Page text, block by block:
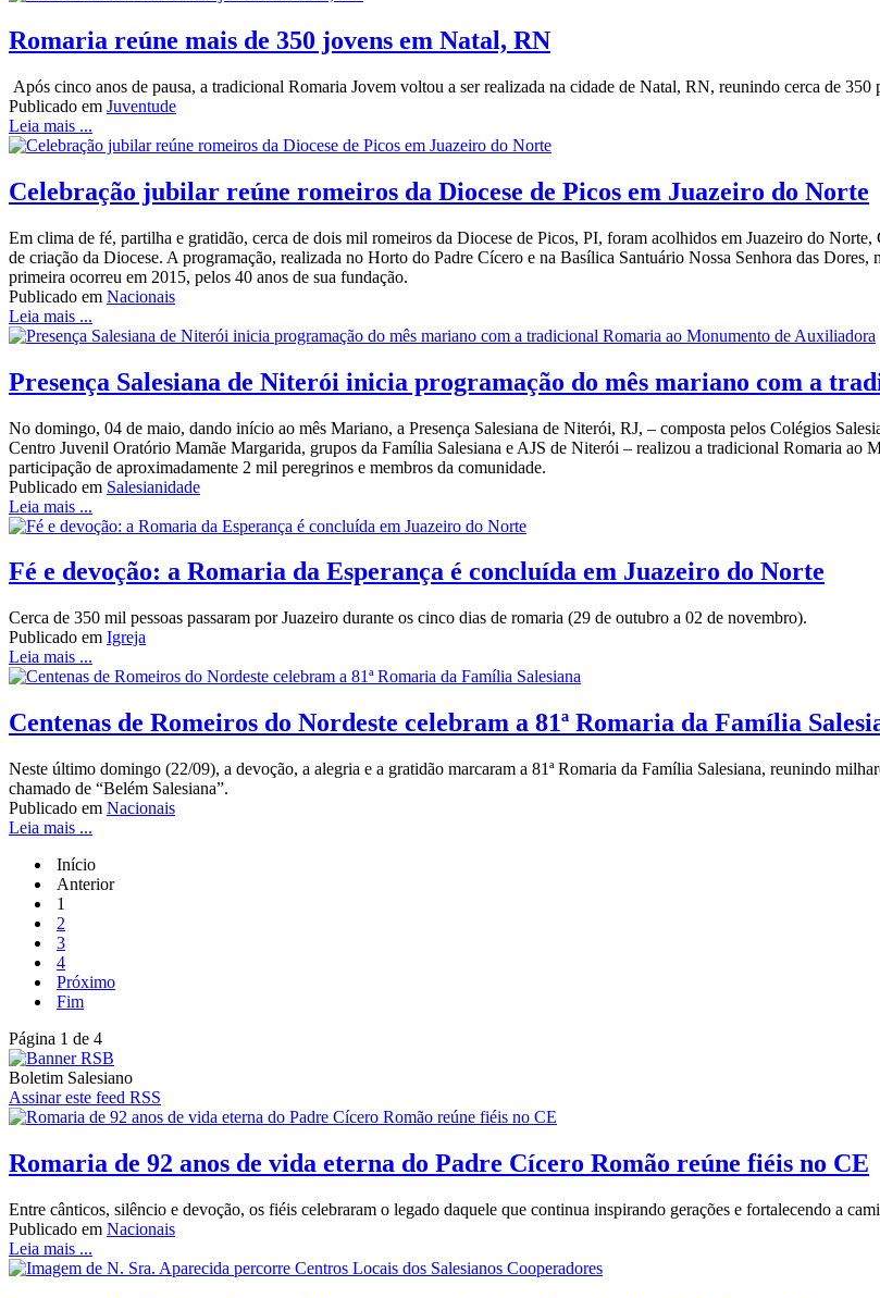
Romaria reúne mais de 350 jovens em Natal, RN
Após cinco anos de pausa, a tradicional Romaria Jovem voltou a ser realizada na cidade de Natal, RN, reunindo cerca de 350
Publicado em Juventude
Leia mais ...
Celebração jubilar reúne romeiros da Diocese de Picos em Juazeiro do Norte
Em clima de fé, partilha e gratidão, cerca de dois mil romeiros da Diocese de Picos, PI, foram acolhidos em Juazeiro do
de criação da Diocese. A programação, realizada no Horto do Padre Cícero e na Basílica Santuário Nossa Senhora das
primeira ocorreu em 2015, pelos 40 anos de sua fundação.
Publicado em Nacionais
Leia mais ...
Presença Salesiana de Niterói inicia programação do mês mariano com a
No domingo, 04 de maio, dando início ao mês Mariano, a Presença Salesiana de Niterói, RJ, – composta pelos Colégios
Centro Juvenil Oratório Mamãe Margarida, grupos da Família Salesiana e AJS de Niterói – realizou a tradicional Romaria ao
participação de aproximadamente 2 mil peregrinos e membros da comunidade.
Publicado em Salesianidade
Leia mais ...
Fé e devoção: a Romaria da Esperança é concluída em Juazeiro do Norte
Cerca de 350 mil pessoas passaram por Juazeiro durante os cinco dias de romaria (29 de outubro a 02 de novembro).
Publicado em Igreja
Leia mais ...
Centenas de Romeiros do Nordeste celebram a 81ª Romaria da Família
Neste último domingo (22/09), a devoção, a alegria e a gratidão marcaram a 81ª Romaria da Família Salesiana, reunindo
chamado de “Belém Salesiana”.
Publicado em Nacionais
Leia mais ...
Início
Anterior
1
2
3
4
Próximo
Fim
Página 1 de 4
Boletim Salesiano
Assinar este feed RSS
Romaria de 92 anos de vida eterna do Padre Cícero Romão reúne fiéis no CE
Entre cânticos, silêncio e devoção, os fiéis celebraram o legado daquele que continua inspirando gerações e fortalecendo a
Publicado em Nacionais
Leia mais ...